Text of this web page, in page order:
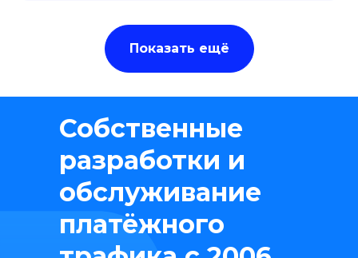
Показать ещё
Собственные
разработки и
обслуживание
платёжного